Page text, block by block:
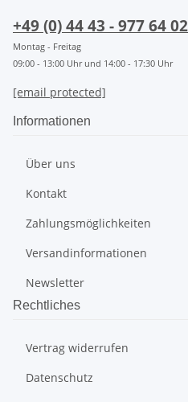
+49 (0) 44 43 - 977 64 02
Montag - Freitag
09:00 - 13:00 Uhr und 14:00 - 17:30 Uhr
[email protected]
Informationen
Über uns
Kontakt
Zahlungsmöglichkeiten
Versandinformationen
Newsletter
Rechtliches
Vertrag widerrufen
Datenschutz